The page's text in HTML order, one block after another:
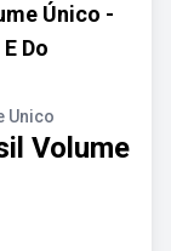
Único -
Do
Unico
Volume